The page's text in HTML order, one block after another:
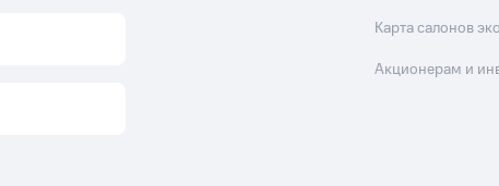
Карта салонов
Акционерам и